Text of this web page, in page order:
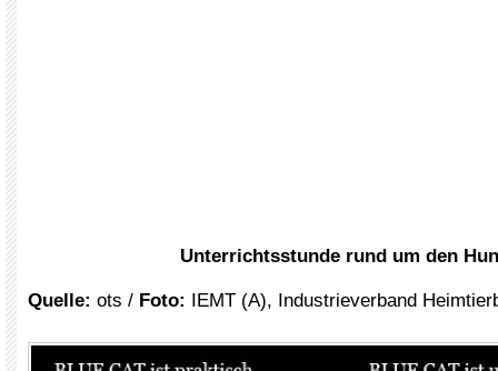
Unterrichtsstunde rund um den
Quelle: ots / Foto: IEMT (A), Industrieverband